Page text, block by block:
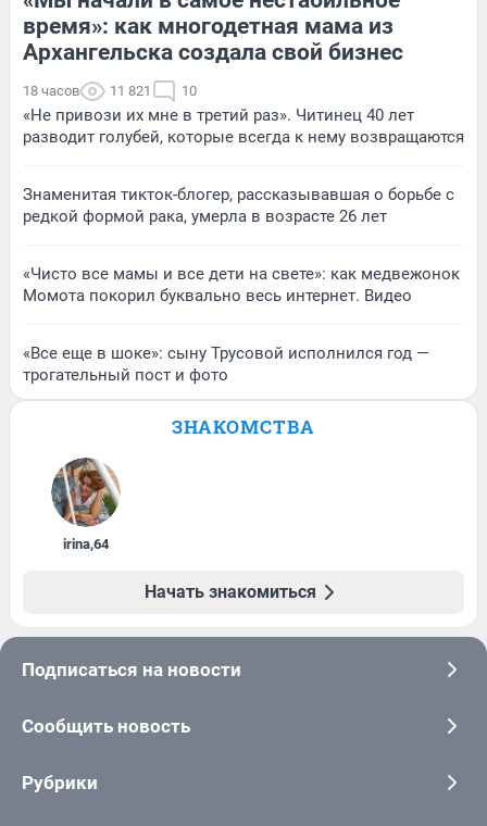
время»: как многодетная мама из
Архангельска создала свой бизнес
18 часов 11 821 10
«Не привози их мне в третий раз». Читинец 40 лет
разводит голубей, которые всегда к нему возвращаются
Знаменитая тикток-блогер, рассказывавшая о борьбе с
редкой формой рака, умерла в возрасте 26 лет
«Чисто все мамы и все дети на свете»: как медвежонок
Момота покорил буквально весь интернет. Видео
«Все еще в шоке»: сыну Трусовой исполнился год —
трогательный пост и фото
ЗНАКОМСТВА
irina,64
Начать знакомиться
Подписаться на новости
Сообщить новость
Рубрики